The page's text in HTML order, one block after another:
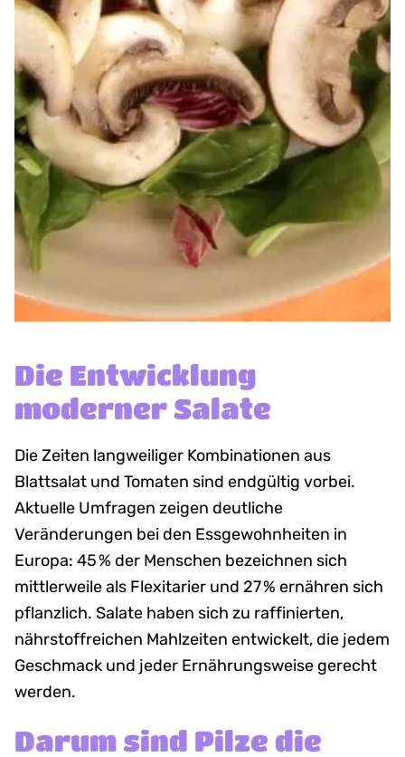
Die Entwicklung
moderner Salate
Die Zeiten langweiliger Kombinationen aus
Blattsalat und Tomaten sind endgültig vorbei.
Aktuelle Umfragen zeigen deutliche
Veränderungen bei den Essgewohnheiten in
Europa: 45 % der Menschen bezeichnen sich
mittlerweile als Flexitarier und 27 % ernähren sich
pflanzlich. Salate haben sich zu raffinierten,
nährstoffreichen Mahlzeiten entwickelt, die jedem
Geschmack und jeder Ernährungsweise gerecht
werden.
Darum sind Pilze die